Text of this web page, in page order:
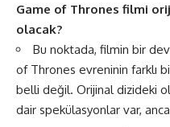
Game of Thrones filmi
olacak?
Bu noktada, filmin bir
of Thrones evreninin farklı
belli değil. Orijinal dizideki
dair spekülasyonlar var,